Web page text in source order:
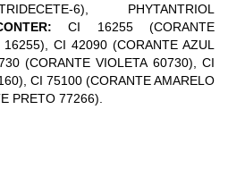
6), PHYTANTRIOL
CI 16255 (CORANTE
16255), CI 42090 (CORANTE AZUL
(CORANTE VIOLETA 60730), CI
CI 75100 (CORANTE AMARELO
PRETO 77266).